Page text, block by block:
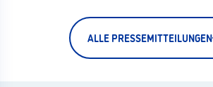
ALLE PRESSEMITTEILUNGEN